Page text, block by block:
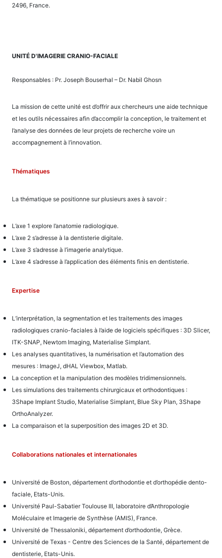
2496, France.
UNITÉ D'IMAGERIE CRANIO-FACIALE
Responsables : Pr. Joseph Bouserhal – Dr. Nabil Ghosn
La mission de cette unité est d’offrir aux chercheurs une aide technique
et les outils nécessaires afin d’accomplir la conception, le traitement et
l’analyse des données de leur projets de recherche voire un
accompagnement à l’innovation.
Thématiques
La thématique se positionne sur plusieurs axes à savoir :
L’axe 1 explore l’anatomie radiologique.
L’axe 2 s’adresse à la dentisterie digitale.
L’axe 3 s’adresse à l’imagerie analytique.
L’axe 4 s’adresse à l’application des éléments finis en dentisterie.
Expertise
L’interprétation, la segmentation et les traitements des images
radiologiques cranio-faciales à l’aide de logiciels spécifiques : 3D Slicer,
ITK-SNAP, Newtom Imaging, Materialise Simplant.
Les analyses quantitatives, la numérisation et l’automation des
mesures : ImageJ, dHAL Viewbox, Matlab.
La conception et la manipulation des modèles tridimensionnels.
Les simulations des traitements chirurgicaux et orthodontiques :
3Shape Implant Studio, Materialise Simplant, Blue Sky Plan, 3Shape
OrthoAnalyzer.
La comparaison et la superposition des images 2D et 3D.
Collaborations nationales et internationales
Université de Boston, département d’orthodontie et d’orthopédie dento-
faciale, Etats-Unis.
Université Paul-Sabatier Toulouse III, laboratoire d’Anthropologie
Moléculaire et Imagerie de Synthèse (AMIS), France.
Université de Thessaloniki, département d’orthodontie, Grèce.
Université de Texas - Centre des Sciences de la Santé, département de
dentisterie, Etats-Unis.